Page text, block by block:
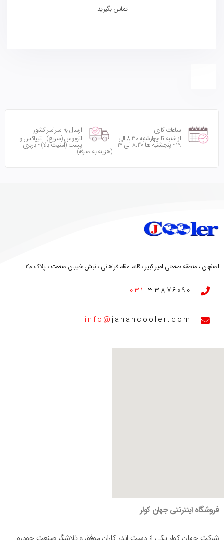
تماس بگیرید!
ساعات کاری
از شنبه تا چهارشنبه 8.30 الی
19 - پنجشنبه ها 8.30 الی 14
ارسال به سراسر کشور
اتوبوس (سریع) - تیپاکس و
پست (امنیت بالا) - باربری
(هزینه به صرفه)
اصفهان ، منطقه صنعتی امیر کبیر ، قائم مقام فراهانی ، نبش خیابان صنعت ، پلاک 190
031-33876090
info@jahancooler.com
فروشگاه اینترنتی جهان کولر